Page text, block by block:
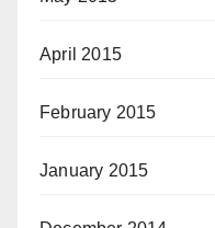
April 2015
February 2015
January 2015